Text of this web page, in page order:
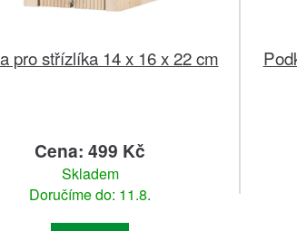
pro střízlíka 14 x 16 x 22 cm
Cena: 499 Kč
Skladem
Doručíme do: 11.8.